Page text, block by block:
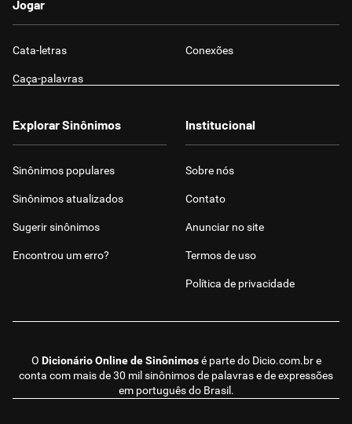
Jogar
Cata-letras Conexões
Caça-palavras
O Dicionário Online de Sinônimosé parte do Dicio.com.bre
conta com mais de 30 mil sinônimos de palavras e de expressões
em português do Brasil.
Explorar Sinônimos
Sinônimos populares
Sinônimos atualizados
Sugerir sinônimos
Encontrou um erro?
Institucional
Sobre nós
Contato
Anunciar no site
Termos de uso
Política de privacidade